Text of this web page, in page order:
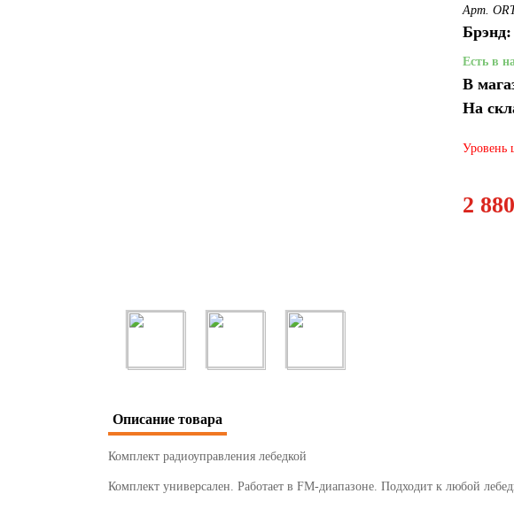
Арт.
Есть в
В
На
Уровень
2 880
Описание товара
Комплект радиоуправления лебедкой
Комплект универсален. Работает в FM-диапазоне. Подходит к любой